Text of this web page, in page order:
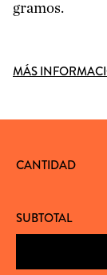
gramos.
MÁS
CANTIDAD
SUBTOTAL